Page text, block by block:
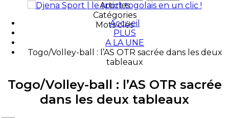
Articles
Catégories
Mots clés
Accueil
PLUS
A LA UNE
Togo/Volley-ball : l’AS OTR sacrée dans les deux
tableaux
Togo/Volley-ball : l’AS OTR sacrée
dans les deux tableaux